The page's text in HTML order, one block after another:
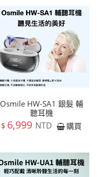
​Osmile HW-SA1 銀髮 輔
聽耳機
$ 6,999 NTD 購買